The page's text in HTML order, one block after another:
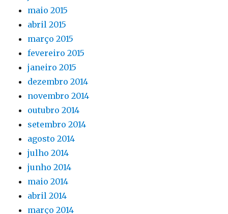
maio 2015
abril 2015
março 2015
fevereiro 2015
janeiro 2015
dezembro 2014
novembro 2014
outubro 2014
setembro 2014
agosto 2014
julho 2014
junho 2014
maio 2014
abril 2014
março 2014